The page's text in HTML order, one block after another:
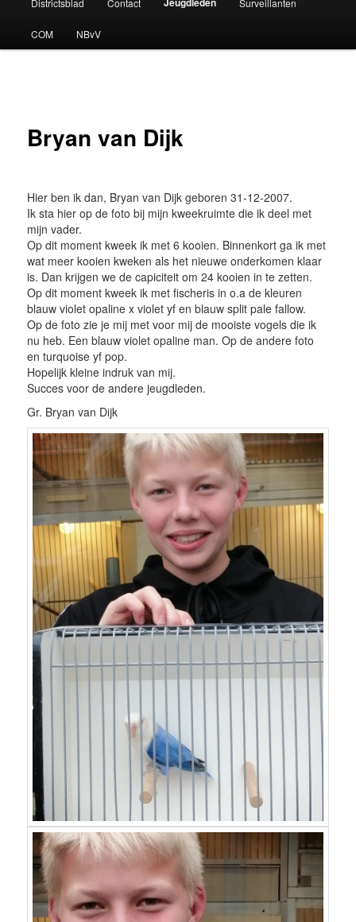
Districtsblad Contact Surveillanten
COM NBvV
Bryan van Dijk
Hier ben ik dan, Bryan van Dijk geboren 31-12-2007.
Ik sta hier op de foto bij mijn kweekruimte die ik deel met
mijn vader.
Op dit moment kweek ik met 6 kooien. Binnenkort ga ik met
wat meer kooien kweken als het nieuwe onderkomen klaar
is. Dan krijgen we de capiciteit om 24 kooien in te zetten.
Op dit moment kweek ik met fischeris in o.a de kleuren
blauw violet opaline x violet yf en blauw split pale fallow.
Op de foto zie je mij met voor mij de mooiste vogels die ik
nu heb. Een blauw violet opaline man. Op de andere foto
en turquoise yf pop.
Hopelijk kleine indruk van mij.
Succes voor de andere jeugdleden.
Gr. Bryan van Dijk